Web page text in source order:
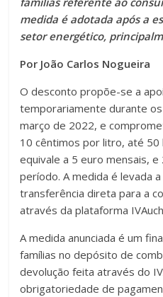
medida é adotada após a
setor energético,
Por João Carlos Nogueira
O desconto propõe-se a
temporariamente durante
março de 2022, e
10 cêntimos por litro, até
equivale a 5 euro mensais,
período. A medida é levada
transferência direta para a
através da plataforma
A medida anunciada é um
famílias no depósito de
devolução feita através do
obrigatoriedade de